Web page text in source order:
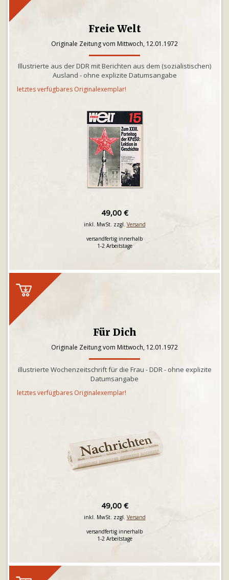
Freie Welt
Originale Zeitung vom Mittwoch, 12.01.1972
Illustrierte aus der DDR mit Berichten aus dem (sozialistischen)
Ausland - ohne explizite Datumsangabe
letztes verfügbares Originalexemplar!
49,00 €
inkl. MwSt. zzgl. Versand
versandfertig innerhalb
1-2 Arbeitstage
Für Dich
Originale Zeitung vom Mittwoch, 12.01.1972
illustrierte Wochenzeitschrift für die Frau - DDR - ohne explizite
Datumsangabe
letztes verfügbares Originalexemplar!
49,00 €
inkl. MwSt. zzgl. Versand
versandfertig innerhalb
1-2 Arbeitstage